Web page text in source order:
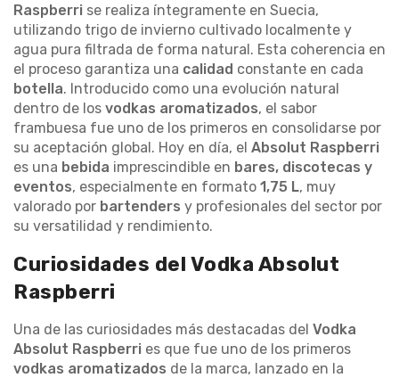
Raspberri se realiza íntegramente en Suecia,
utilizando trigo de invierno cultivado localmente y
agua pura filtrada de forma natural. Esta coherencia en
el proceso garantiza una calidad constante en cada
botella. Introducido como una evolución natural
dentro de los vodkas aromatizados, el sabor
frambuesa fue uno de los primeros en consolidarse por
su aceptación global. Hoy en día, el Absolut Raspberri
es una bebida imprescindible en bares, discotecas y
eventos, especialmente en formato 1,75 L, muy
valorado por bartenders y profesionales del sector por
su versatilidad y rendimiento.
Curiosidades del Vodka Absolut
Raspberri
Una de las curiosidades más destacadas del Vodka
Absolut Raspberri es que fue uno de los primeros
vodkas aromatizados de la marca, lanzado en la